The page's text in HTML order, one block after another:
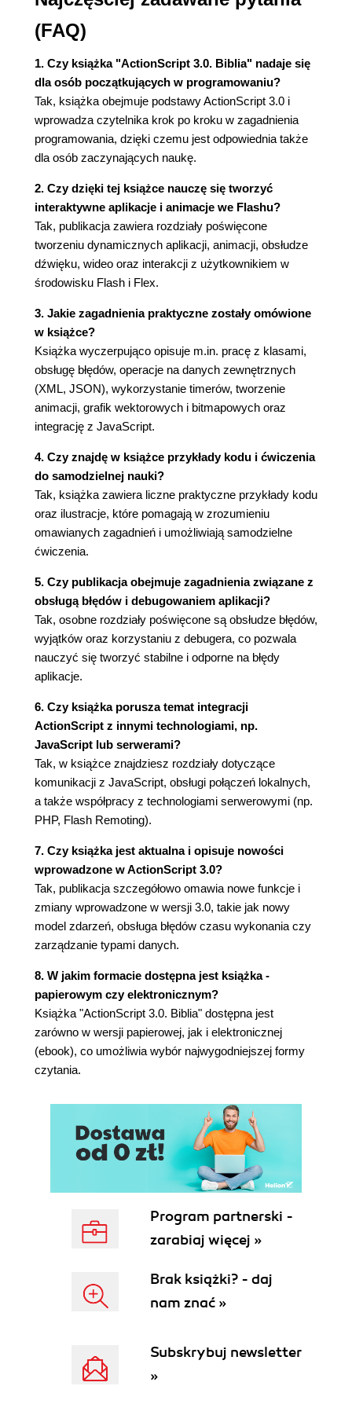
Powszechnie używane operatory (64)
instrukcji warunkowych (65)
Instrukcja if (65)
Testowanie innych porównań (66)
if..else (68)
switch (69)
Operator warunkowy (70)
Powtarzanie operacji za pomocą pętli (71)
Użycie pętli for (71)
Używanie for..in oraz for each..in (73)
Używanie while oraz do..while (74)
Używać for czy while (75)
Używanie break oraz continue (76)
Typy komentarzy (77)
Kiedy używać komentarzy (78)
Podsumowanie (78)
Rozdział 3. Programowanie z wykorzystaniem klas
(81)
Istota klas (81)
(82)
Klasy zawierają dane i operacje (82)
Klasy rozdzielają zadania (83)
Klasy są typami (83)
Klasy zawierają Twój program (83)
Obiekt (84)
Klasa (85)
Instancja (85)
Typ (85)
Enkapsulacja (86)
Pakiety (87)
Unikalność klasy (88)
Hierarchia (89)
Kontrola widoczności (89)
Kod dozwolony w pakietach (90)
Używanie kodu z pakietów (91)
Korzystanie z dziedziczenia (93)
Struktura kodu zawierającego dziedziczenie
(97)
Dziedziczenie, typy oraz polimorfizm (98)
Dziedziczenie a kompozycja (100)
Zapobieganie dziedziczeniu (102)
Używanie modyfikatorów dostępu do klas (104)
Protected (106)
Internal (108)
Przestrzenie nazw (109)
Używanie metod w klasach (112)
Konstruktory (113)
Używanie właściwości w klasach (114)
Unikanie efektów ubocznych (117)
Przesłanianie zachowania (117)
Używanie klasy bazowej (119)
Używanie statycznych metod i właściwości (120)
Zmienne statyczne (121)
Metody statyczne (125)
Projektowanie interfejsów (127)
Zgodność i koercja typów (133)
Jawna konwersja typu (134)
Podsumowanie (137)
Rozdział 4. Praca z metodami i funkcjami (139)
(FAQ)
1. Czy książka "ActionScript 3.0. Biblia" nadaje się
dla osób początkujących w programowaniu?
Tak, książka obejmuje podstawy ActionScript 3.0 i
wprowadza czytelnika krok po kroku w zagadnienia
programowania, dzięki czemu jest odpowiednia także
dla osób zaczynających naukę.
2. Czy dzięki tej książce nauczę się tworzyć
interaktywne aplikacje i animacje we Flashu?
Tak, publikacja zawiera rozdziały poświęcone
tworzeniu dynamicznych aplikacji, animacji, obsłudze
dźwięku, wideo oraz interakcji z użytkownikiem w
środowisku Flash i Flex.
3. Jakie zagadnienia praktyczne zostały omówione
w książce?
Książka wyczerpująco opisuje m.in. pracę z klasami,
obsługę błędów, operacje na danych zewnętrznych
(XML, JSON), wykorzystanie timerów, tworzenie
animacji, grafik wektorowych i bitmapowych oraz
integrację z JavaScript.
4. Czy znajdę w książce przykłady kodu i ćwiczenia
do samodzielnej nauki?
Tak, książka zawiera liczne praktyczne przykłady kodu
oraz ilustracje, które pomagają w zrozumieniu
omawianych zagadnień i umożliwiają samodzielne
ćwiczenia.
5. Czy publikacja obejmuje zagadnienia związane z
obsługą błędów i debugowaniem aplikacji?
Tak, osobne rozdziały poświęcone są obsłudze błędów,
wyjątków oraz korzystaniu z debugera, co pozwala
nauczyć się tworzyć stabilne i odporne na błędy
aplikacje.
6. Czy książka porusza temat integracji
ActionScript z innymi technologiami, np.
JavaScript lub serwerami?
Tak, w książce znajdziesz rozdziały dotyczące
komunikacji z JavaScript, obsługi połączeń lokalnych,
a także współpracy z technologiami serwerowymi (np.
PHP, Flash Remoting).
7. Czy książka jest aktualna i opisuje nowości
wprowadzone w ActionScript 3.0?
Tak, publikacja szczegółowo omawia nowe funkcje i
zmiany wprowadzone w wersji 3.0, takie jak nowy
model zdarzeń, obsługa błędów czasu wykonania czy
zarządzanie typami danych.
8. W jakim formacie dostępna jest książka -
papierowym czy elektronicznym?
Książka "ActionScript 3.0. Biblia" dostępna jest
zarówno w wersji papierowej, jak i elektronicznej
(ebook), co umożliwia wybór najwygodniejszej formy
czytania.
Program partnerski -
zarabiaj więcej »
Brak książki? - daj
nam znać »
Subskrybuj newsletter
»